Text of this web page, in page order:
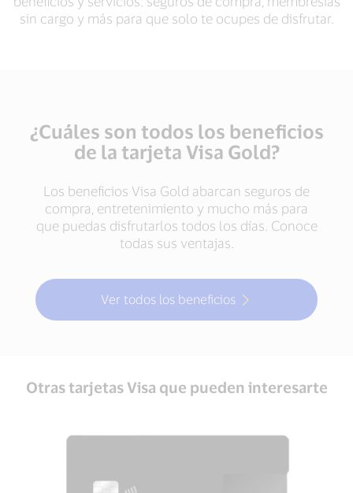
sin cargo y más para que solo te ocupes de disfrutar.
¿Cuáles son todos los beneficios
de la tarjeta Visa Gold?
Los beneficios Visa Gold abarcan seguros de
compra, entretenimiento y mucho más para
que puedas disfrutarlos todos los días. Conoce
todas sus ventajas.
Ver todos los beneficios
Otras tarjetas Visa que pueden interesarte